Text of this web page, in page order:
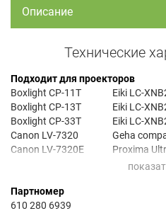
Описание
Технические
Подходит для проекторов
Boxlight CP-11T
Boxlight CP-13T
Boxlight CP-33T
Canon LV-7320
Canon LV-7320E
Eiki LC-NB2
Eiki LC-NB2D
Eiki LC-
Eiki LC-
Eiki LC-
Geha
Proxima
LS2
Партномер
610 280 6939